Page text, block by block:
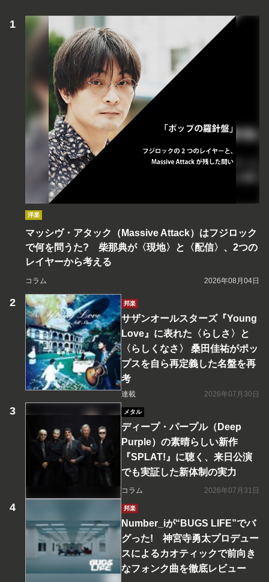
洋楽
マッシヴ・アタック（Massive Attack）はフジロック
で何を問うた? 柴那典が〈現地〉と〈配信〉、2つの
レイヤーから考える
コラム 2026年08月04日
邦楽
サザンオールスターズ『Young
Love』に表れた〈らしさ〉と
〈らしくなさ〉 桑田佳祐がポッ
プスを自ら再定義した名盤を再
考
連載 2026年07月30日
メタル
ディープ・パープル（Deep
Purple）の素晴らしい新作
『SPLAT!』に聴く、来日公演
でも実証した新体制の実力
コラム 2026年07月31日
邦楽
Number_iが“BUGS LIFE”でバ
グった! 神宮寺勇太プロデュー
スによるカオティックで前向き
なフォンク曲を徹底レビュー